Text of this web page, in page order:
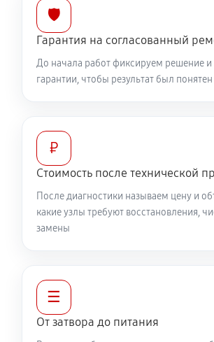
🛡️
Гарантия на согласованный
До начала работ фиксируем решение и
гарантии, чтобы результат был
₽
Стоимость после технической
После диагностики называем цену и
какие узлы требуют восстановления,
замены
☰
От затвора до питания